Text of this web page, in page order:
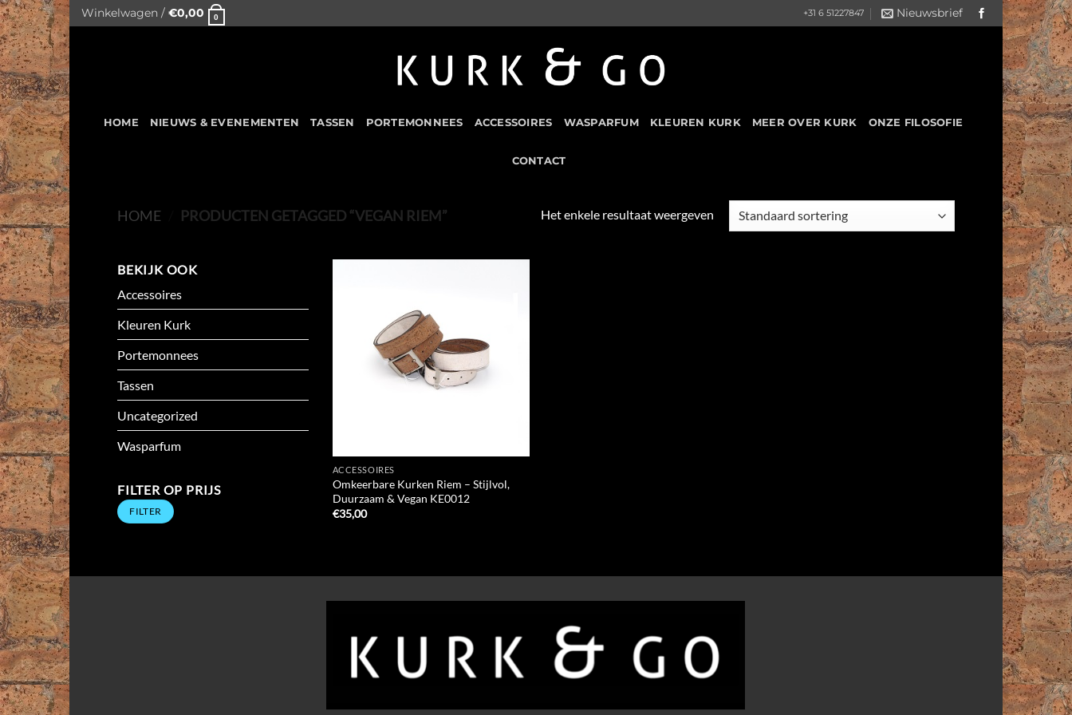
Skip
to
content
Winkelwagen / €0,00 0 +31 6 51227847 Nieuwsbrief
HOME NIEUWS & EVENEMENTEN TASSEN PORTEMONNEES ACCESSOIRES WASPARFUM KLEUREN KURK MEER OVER KURK ONZE FILOSOFIE
CONTACT
HOME PRODUCTEN GETAGGED “VEGAN RIEM” Het enkele resultaat weergeven
BEKIJK OOK
Accessoires
Kleuren Kurk
Portemonnees
Tassen
Uncategorized
Wasparfum
FILTER OP PRIJS
Min.
prijs
Max.
prijsFILTER
ACCESSOIRES
Omkeerbare Kurken Riem – Stijlvol,
Duurzaam & Vegan KE0012
€35,00